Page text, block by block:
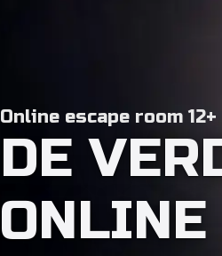
Online escape room 12+
DE
ONLINE